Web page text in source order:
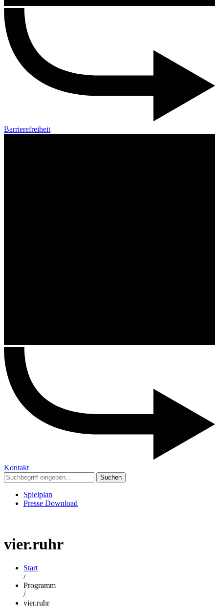
Barrierefreiheit
Kontakt
Suchen
Spielplan
Presse Download
vier.ruhr
Start
/
Programm
/
vier.ruhr